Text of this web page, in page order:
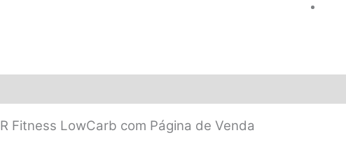
Fitness LowCarb com Página de Venda